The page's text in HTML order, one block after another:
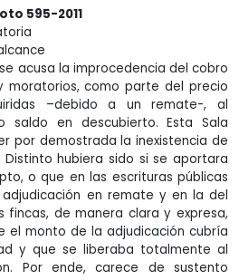
595-2011
acusa la improcedencia del cobro
moratorios, como parte del precio
–debido a un remate-, al
saldo en descubierto. Esta Sala
por demostrada la inexistencia de
hubiera sido si se aportara
o que en las escrituras públicas
en remate y en la del
de manera clara y expresa,
el monto de la adjudicación cubría
y que se liberaba totalmente al
Por ende, carece de sustento